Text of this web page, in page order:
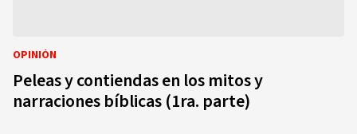
OPINIÓN
Peleas y contiendas en los mitos y
narraciones bíblicas (1ra. parte)